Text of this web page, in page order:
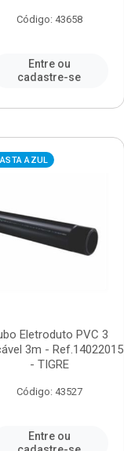
Código: 43658
Entre ou
cadastre-se
AZUL
Eletroduto PVC 3
3m - Ref.14022015
- TIGRE
Código: 43527
Entre ou